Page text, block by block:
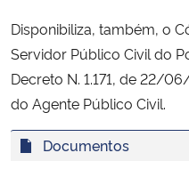
Ministério de Minas e Energia
Ministério da Ciência, Tecnologia,
Ministério do Meio Ambiente
Disponibiliza, também, o
Servidor Público Civil do
Decreto N. 1.171, de 22/
do Agente Público Civil.
Documentos